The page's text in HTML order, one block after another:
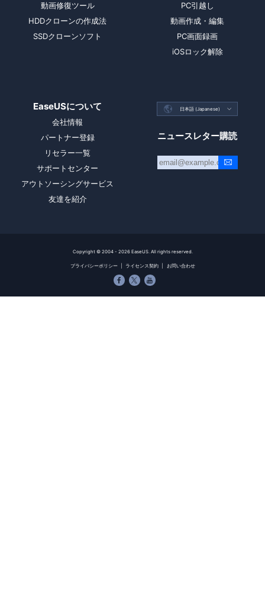
動画修復ツール
HDDクローンの作成法
SSDクローンソフト
PC引越し
動画作成・編集
PC画面録画
iOSロック解除
EaseUSについて
会社情報
パートナー登録
リセラー一覧
サポートセンター
アウトソーシングサービス
友達を紹介
 日本語 (Japanese) 
ニュースレター購読
Copyright © 2004 - 2026EaseUS. All rights reserved.
プライバシーポリシー ライセンス契約 お問い合わせ
  